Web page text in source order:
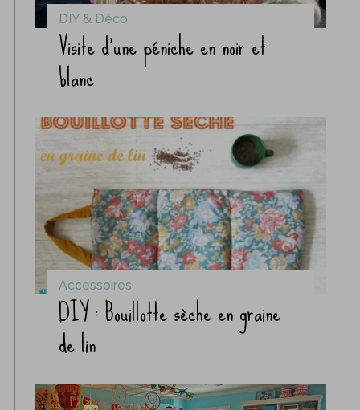
DIY & Déco
Visite d’une péniche en noir et
blanc
Accessoires
DIY : Bouillotte sèche en graine
de lin